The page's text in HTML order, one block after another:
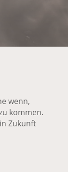
wenn,
kommen.
Zukunft